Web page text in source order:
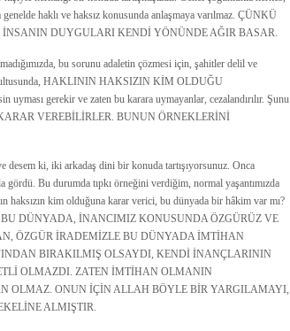
haklı ve haksız konusunda anlaşmaya varılmaz. ÇÜNKÜ
DUYGULARI KENDİ YÖNÜNDE AĞIR BASAR.
bu sorunu adaletin çözmesi için, şahitler delil ve
HAKLININ HAKSIZIN KİM OLDUĞU
gerekir ve zaten bu karara uymayanlar, cezalandırılır. Şunu
VEREBİLİRLER. BUNUN ÖRNEKLERİNİ
desem ki, iki arkadaş dini bir konuda tartışıyorsunuz. Onca
gördü. Bu durumda tıpkı örneğini verdiğim, normal yaşantımızda
haksızın kim olduğuna karar verici, bu dünyada bir hâkim var mı?
DÜNYADA, İNANCIMIZ KONUSUNDA ÖZGÜRÜZ VE
ÖZGÜR İRADEMİZLE BU DÜNYADA İMTİHAN
BIRAKILMIŞ OLSAYDI, KENDİ İNANÇLARININ
OLMAZDI. ZATEN İMTİHAN OLMANIN
OLMAZ. ONUN İÇİN ALLAH BÖYLE BİR YARGILAMAYI,
ALMIŞTIR.